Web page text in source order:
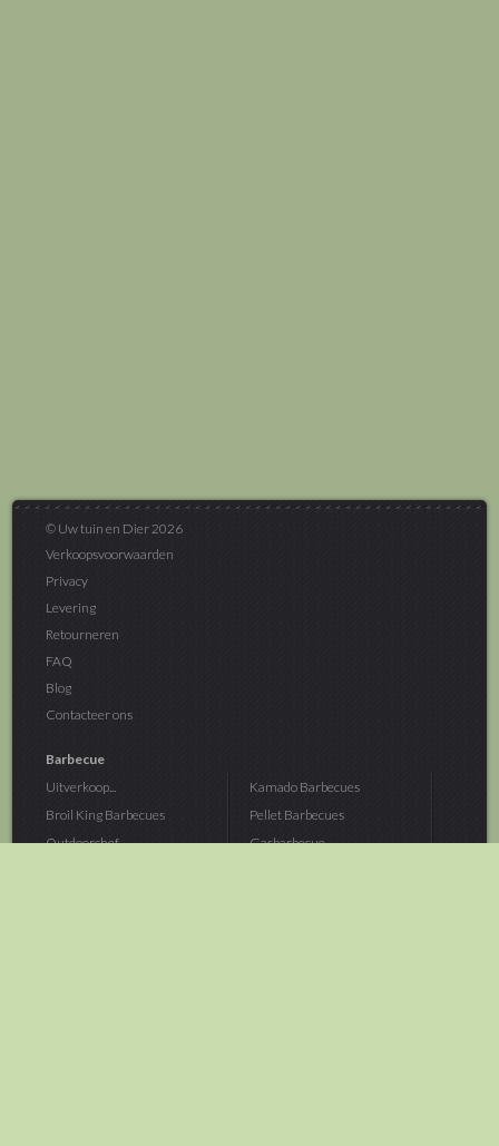
© Uw tuin en Dier 2026
Verkoopsvoorwaarden
Privacy
Levering
Retourneren
FAQ
Blog
Contacteer ons
Barbecue
Uitverkoop...
Broil King Barbecues
Outdoorchef...
Kamado Barbecues
Pellet Barbecues
Gasbarbecue